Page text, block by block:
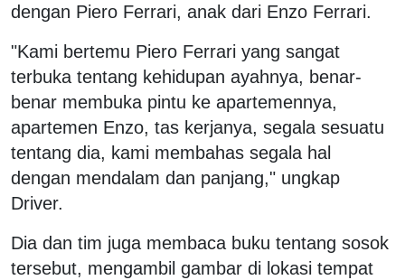
dengan Piero Ferrari, anak dari Enzo Ferrari.
"Kami bertemu Piero Ferrari yang sangat
terbuka tentang kehidupan ayahnya, benar-
benar membuka pintu ke apartemennya,
apartemen Enzo, tas kerjanya, segala sesuatu
tentang dia, kami membahas segala hal
dengan mendalam dan panjang," ungkap
Driver.
Dia dan tim juga membaca buku tentang sosok
tersebut, mengambil gambar di lokasi tempat